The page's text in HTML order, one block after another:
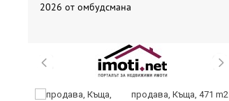
2026 от омбудсмана
продава, Къща, 471 m2